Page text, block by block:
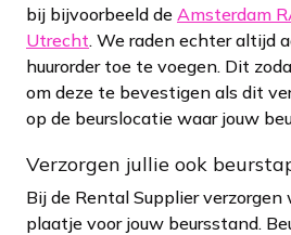
bij bijvoorbeeld de Amsterdam
Utrecht. We raden echter altijd
huurorder toe te voegen. Dit
om deze te bevestigen als dit
op de beurslocatie waar jouw
Verzorgen jullie ook
Bij de Rental Supplier
plaatje voor jouw beursstand.